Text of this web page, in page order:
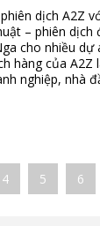
dịch A2Z
– phiên dịch
cho nhiều dự
hàng của A2Z
nghiệp, nhà
4 5 6